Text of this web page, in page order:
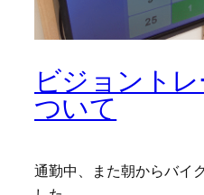
ビジョント
ついて
通勤中、また朝からバイ